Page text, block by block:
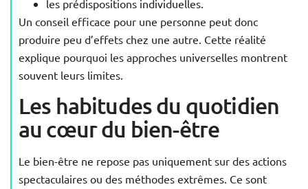
les prédispositions individuelles.
Un conseil efficace pour une personne peut donc
produire peu d’effets chez une autre. Cette réalité
explique pourquoi les approches universelles montrent
souvent leurs limites.
Les habitudes du quotidien
au cœur du bien-être
Le bien-être ne repose pas uniquement sur des actions
spectaculaires ou des méthodes extrêmes. Ce sont